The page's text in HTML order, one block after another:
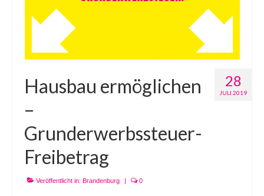
28
JULI 2019
Hausbau ermöglichen
–
Grunderwerbssteuer-
Freibetrag
Veröffentlicht in: Brandenburg | 0